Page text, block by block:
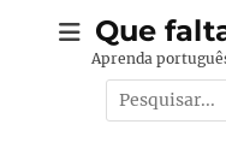
Que
Aprenda
Pesquisar
por: